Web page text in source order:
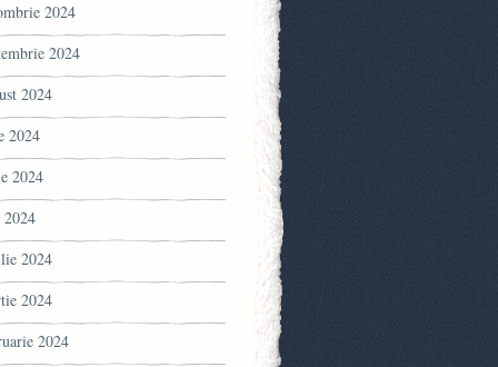
2024
2024
2024
2024
2024
2024
2024
2024